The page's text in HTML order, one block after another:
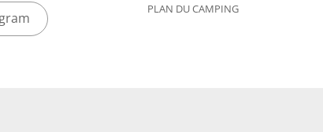
PLAN DU CAMPING